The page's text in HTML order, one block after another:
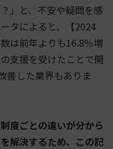
」と、不安や疑問を感
タによると、【2024
は前年よりも16.8％増
支援を受けたことで開
善した業界もありま
度ごとの違いが分から
を解決するため、この記